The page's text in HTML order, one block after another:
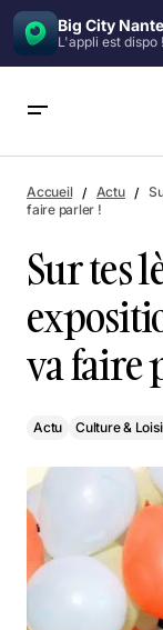
Big City
L'appli est dispo !
!
Accueil Actu
faire parler !
Sur tes
va faire
Actu Culture &